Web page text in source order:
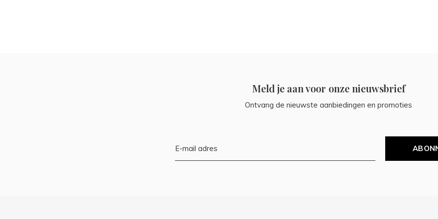
Meld je aan voor onze nieuwsbrief
Ontvang de nieuwste aanbiedingen en promoties